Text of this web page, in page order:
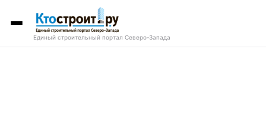
Единый строительный портал Северо-Запада